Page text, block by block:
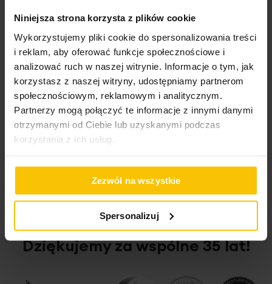
Niniejsza strona korzysta z plików cookie
Wykorzystujemy pliki cookie do spersonalizowania treści
i reklam, aby oferować funkcje społecznościowe i
analizować ruch w naszej witrynie. Informacje o tym, jak
korzystasz z naszej witryny, udostępniamy partnerom
społecznościowym, reklamowym i analitycznym.
Partnerzy mogą połączyć te informacje z innymi danymi
otrzymanymi od Ciebie lub uzyskanymi podczas
korzystania z ich usług.
Zezwól na wszystkie
Spersonalizuj
Salon Bochnia
Ul. Bracka 4A, 32-700 Bochnia
tel. +48 519 543 963
Salon Busko-Zdrój
Plac Zwycięstwa 23, 28-100 Busko-Zdrój
tel. +48 519 543 981
Salon Bydgoszcz Galeria ARKADA
Ul. Fordońska 40, 85-840 Bydgoszcz
Salon Bydgoszcz Galeria Pomorska
tel. +48 504 771 196
tel. +48 519 543 964
Dziękujemy za wspólne 35 lat!